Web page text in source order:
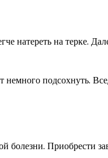
натереть на терке.
немного подсохнуть.
болезни. Приобрести